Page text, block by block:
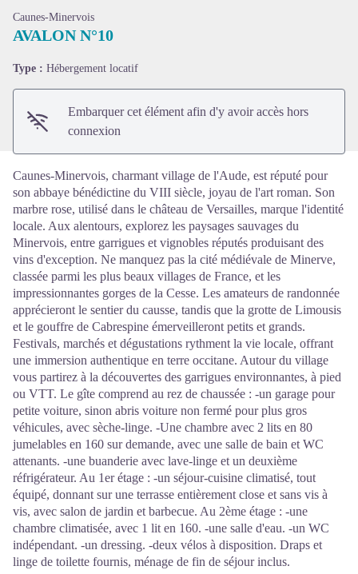
Caunes-Minervois
AVALON N°10
Type : Hébergement locatif
Embarquer cet élément afin d'y avoir accès hors
connexion
Caunes-Minervois, charmant village de l'Aude, est réputé pour
son abbaye bénédictine du VIII siècle, joyau de l'art roman. Son
marbre rose, utilisé dans le château de Versailles, marque l'identité
locale. Aux alentours, explorez les paysages sauvages du
Minervois, entre garrigues et vignobles réputés produisant des
vins d'exception. Ne manquez pas la cité médiévale de Minerve,
classée parmi les plus beaux villages de France, et les
impressionnantes gorges de la Cesse. Les amateurs de randonnée
apprécieront le sentier du causse, tandis que la grotte de Limousis
et le gouffre de Cabrespine émerveilleront petits et grands.
Festivals, marchés et dégustations rythment la vie locale, offrant
une immersion authentique en terre occitane. Autour du village
vous partirez à la découvertes des garrigues environnantes, à pied
ou VTT. Le gîte comprend au rez de chaussée : -un garage pour
petite voiture, sinon abris voiture non fermé pour plus gros
véhicules, avec sèche-linge. -Une chambre avec 2 lits en 80
jumelables en 160 sur demande, avec une salle de bain et WC
attenants. -une buanderie avec lave-linge et un deuxième
réfrigérateur. Au 1er étage : -un séjour-cuisine climatisé, tout
équipé, donnant sur une terrasse entièrement close et sans vis à
vis, avec salon de jardin et barbecue. Au 2ème étage : -une
chambre climatisée, avec 1 lit en 160. -une salle d'eau. -un WC
indépendant. -un dressing. -deux vélos à disposition. Draps et
linge de toilette fournis, ménage de fin de séjour inclus.